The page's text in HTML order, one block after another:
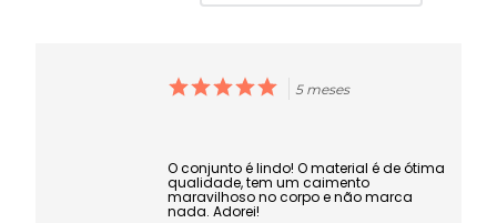
5 meses
O conjunto é lindo! O material é de ótima
qualidade, tem um caimento
maravilhoso no corpo e não marca
nada. Adorei!